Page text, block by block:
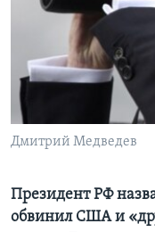
Learning English
СОЦИАЛЬНЫЕ СЕТИ
Дмитрий Медведев
Президент РФ
обвинил США и